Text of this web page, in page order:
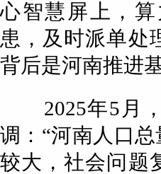
心智慧屏上，
患，及时派单处
背后是河南推进
2025年5月，
调：“河南人口
较大，社会问题